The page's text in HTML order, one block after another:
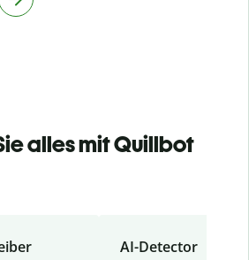
alles mit Quillbot
AI-Detector